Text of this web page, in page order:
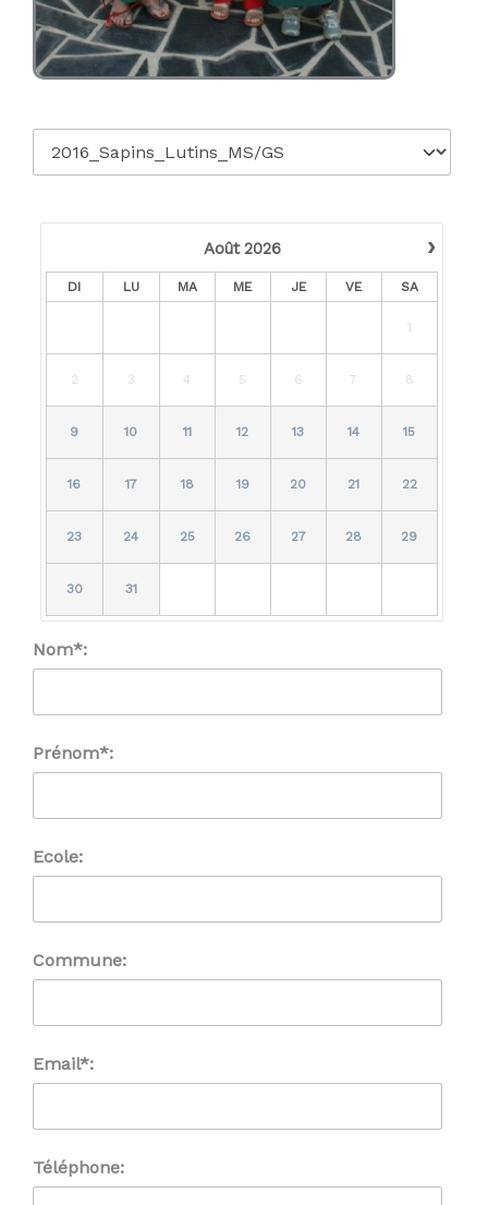
›
Août 2026
DI LU MA ME JE VE SA
1
2 3 4 5 6 7 8
9 10 11 12 13 14 15
16 17 18 19 20 21 22
23 24 25 26 27 28 29
30 31
Nom*:
Prénom*:
Ecole:
Commune:
Email*:
Téléphone: